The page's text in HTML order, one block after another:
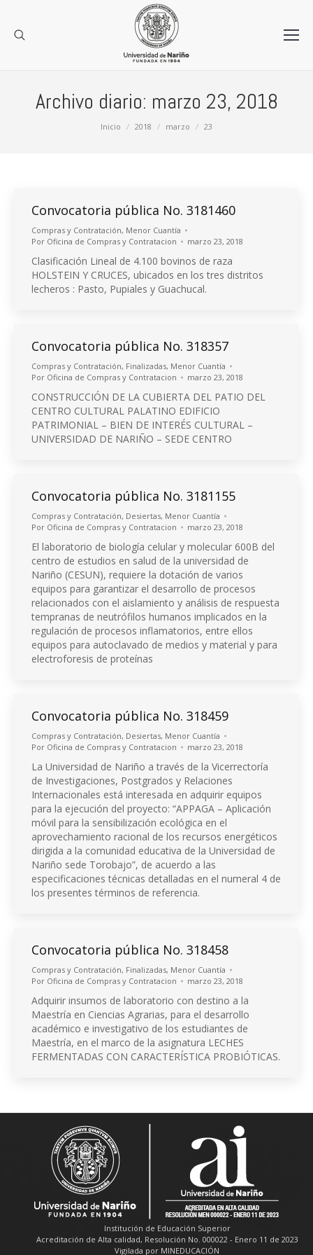
Archivo diario: marzo 23, 2018
Inicio 2018 marzo 23
Convocatoria pública No. 3181460
Compras y Contratación, Menor Cuantía
Por Oficina de Compras y Contratacion marzo 23, 2018
Clasificación Lineal de 4.100 bovinos de raza
HOLSTEIN Y CRUCES, ubicados en los tres distritos
lecheros : Pasto, Pupiales y Guachucal.
Convocatoria pública No. 318357
Compras y Contratación, Finalizadas, Menor Cuantía
Por Oficina de Compras y Contratacion marzo 23, 2018
CONSTRUCCIÓN DE LA CUBIERTA DEL PATIO DEL
CENTRO CULTURAL PALATINO EDIFICIO
PATRIMONIAL – BIEN DE INTERÉS CULTURAL –
UNIVERSIDAD DE NARIÑO – SEDE CENTRO
Convocatoria pública No. 3181155
Compras y Contratación, Desiertas, Menor Cuantía
Por Oficina de Compras y Contratacion marzo 23, 2018
El laboratorio de biología celular y molecular 600B del
centro de estudios en salud de la universidad de
Nariño (CESUN), requiere la dotación de varios
equipos para garantizar el desarrollo de procesos
relacionados con el aislamiento y análisis de respuesta
tempranas de neutrófilos humanos implicados en la
regulación de procesos inflamatorios, entre ellos
equipos para autoclavado de medios y material y para
electroforesis de proteínas
Convocatoria pública No. 318459
Compras y Contratación, Desiertas, Menor Cuantía
Por Oficina de Compras y Contratacion marzo 23, 2018
La Universidad de Nariño a través de la Vicerrectoría
de Investigaciones, Postgrados y Relaciones
Internacionales está interesada en adquirir equipos
para la ejecución del proyecto: “APPAGA – Aplicación
móvil para la sensibilización ecológica en el
aprovechamiento racional de los recursos energéticos
dirigida a la comunidad educativa de la Universidad de
Nariño sede Torobajo”, de acuerdo a las
especificaciones técnicas detalladas en el numeral 4 de
los presentes términos de referencia.
Convocatoria pública No. 318458
Compras y Contratación, Finalizadas, Menor Cuantía
Por Oficina de Compras y Contratacion marzo 23, 2018
Adquirir insumos de laboratorio con destino a la
Maestría en Ciencias Agrarias, para el desarrollo
académico e investigativo de los estudiantes de
Maestría, en el marco de la asignatura LECHES
FERMENTADAS CON CARACTERÍSTICA PROBIÓTICAS.
Institución de Educación Superior
Acreditación de Alta calidad, Resolución No. 000022 - Enero 11 de 2023
Vigilada por MINEDUCACIÓN